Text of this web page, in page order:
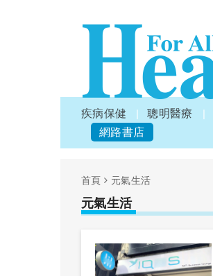
疾病保健 聰明醫療
網路書店
首頁 元氣生活
元氣生活